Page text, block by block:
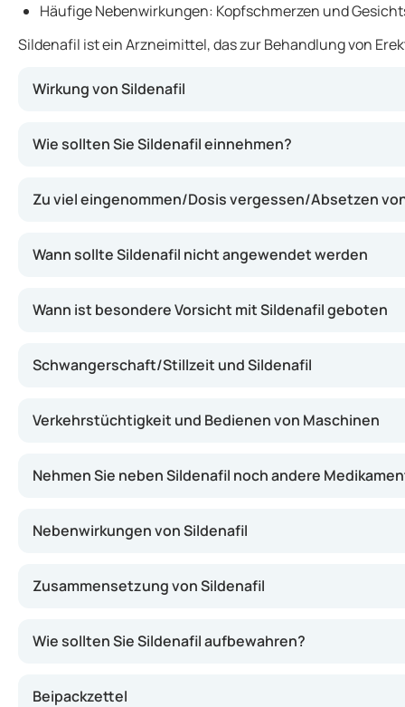
Häufige Nebenwirkungen: Kopfschmerzen und
Sildenafil ist ein Arzneimittel, das zur Behandlung von
Wirkung von Sildenafil
Wie sollten Sie Sildenafil einnehmen?
Zu viel eingenommen/Dosis vergessen/Absetzen
Wann sollte Sildenafil nicht angewendet werden
Wann ist besondere Vorsicht mit Sildenafil geboten
Schwangerschaft/Stillzeit und Sildenafil
Verkehrstüchtigkeit und Bedienen von Maschinen
Nehmen Sie neben Sildenafil noch andere
Nebenwirkungen von Sildenafil
Zusammensetzung von Sildenafil
Wie sollten Sie Sildenafil aufbewahren?
Beipackzettel